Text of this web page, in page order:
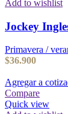
Add to wishlist
Jockey
Primavera /
$36.900
Agregar a
Compare
Quick view